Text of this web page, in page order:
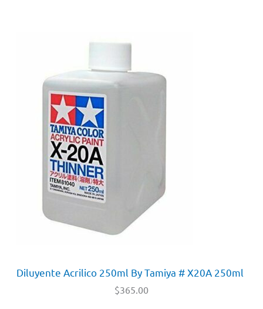
Diluyente Acrilico 250ml By Tamiya # X20A 250ml
$365.00